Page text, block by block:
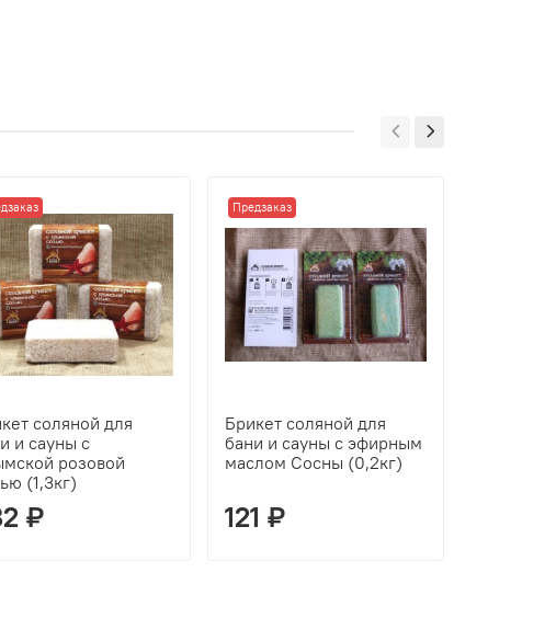
соляной для
и сауны с
розовой
(1,3кг)
₽
Предзаказ
Брикет соляной для
бани и сауны с эфирным
маслом Сосны (0,2кг)
121 ₽